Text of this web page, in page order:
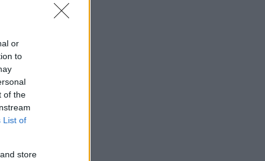
or
to
of the
List of
store